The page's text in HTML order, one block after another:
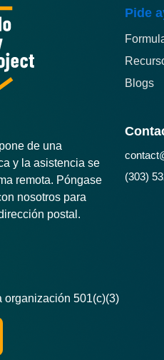
de una
y la asistencia se
remota. Póngase
nosotros para
postal.
Pide
Blogs
(303)
organización 501(c)(3)